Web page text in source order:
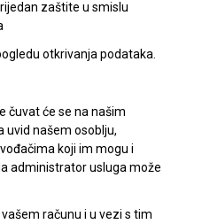
zaštite u smislu
otkrivanja podataka.
čuvat će se na našim
uvid našem osoblju,
koji im mogu i
administrator usluga može
računu i u vezi s tim